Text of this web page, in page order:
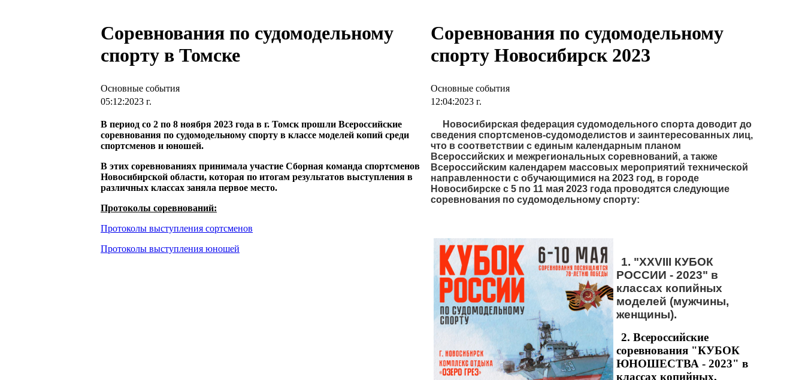
Соревнования по судомодельному
спорту в Томске
Основные события
05:12:2023 г.
В период со 2 по 8 ноября 2023 года в г. Томск прошли Всероссийские
соревнования по судомодельному спорту в классе моделей копий среди
спортсменов и юношей.
В этих соревнованиях принимала участие Сборная команда спортсменов
Новосибирской области, которая по итогам результатов выступления в
различных классах заняла первое место.
Протоколы соревнований:
Протоколы выступления сортсменов
Протоколы выступления юношей
Соревнования по судомодельному
спорту Новосибирск 2023
Основные события
12:04:2023 г.
Новосибирская федерация судомодельного спорта доводит до
сведения спортсменов-судомоделистов и заинтересованных лиц,
что в соответствии с единым календарным планом
Всероссийских и межрегиональных соревнований, а также
Всероссийским календарем массовых мероприятий технической
направленности с обучающимися на 2023 год, в городе
Новосибирске с 5 по 11 мая 2023 года проводятся следующие
соревнования по судомодельному спорту:
1. "XXVIII КУБОК
РОССИИ - 2023" в
классах копийных
моделей (мужчины,
женщины).
2. Всероссийские
соревнования "КУБОК
ЮНОШЕСТВА - 2023" в
классах копийных,